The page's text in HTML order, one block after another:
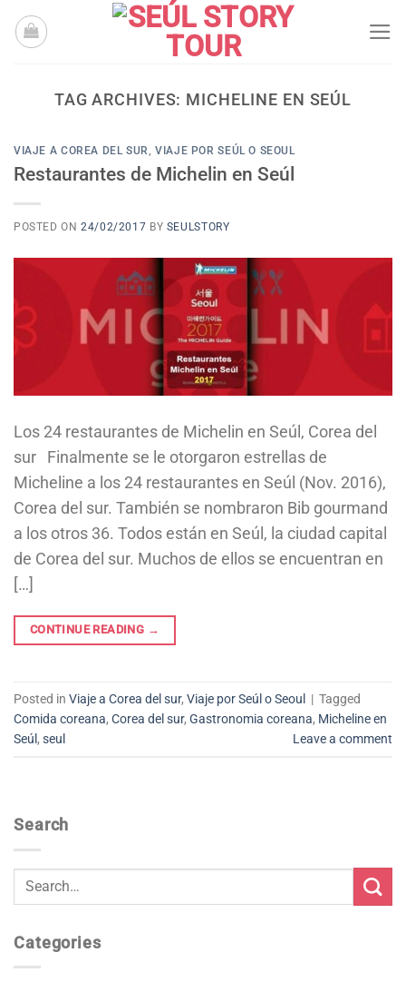
Skip
TAG ARCHIVES: MICHELINE EN SEÚL
VIAJE A COREA DEL SUR ,VIAJE POR SEÚL O SEOUL
Restaurantes de Michelin en Seúl
POSTED ON24/02/2017 BY SEULSTORY
Los 24 restaurantes de Michelin en Seúl, Corea del
sur Finalmente se le otorgaron estrellas de
Micheline a los 24 restaurantes en Seúl (Nov. 2016),
Corea del sur. También se nombraron Bib gourmand
a los otros 36. Todos están en Seúl, la ciudad capital
de Corea del sur. Muchos de ellos se encuentran en
[…]
CONTINUE READING →
Posted in Viaje a Corea del sur, Viaje por Seúl o Seoul | Tagged
Comida coreana, Corea del sur, Gastronomia coreana, Micheline en
Seúl , seul Leave a comment
Search
Categories